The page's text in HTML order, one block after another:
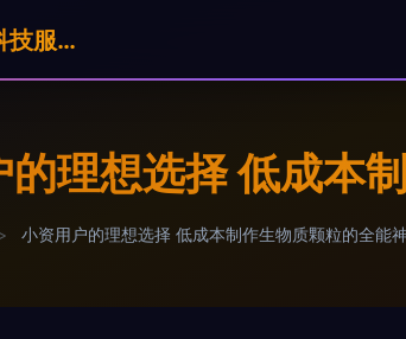
昆明草邦信息科技服奶公司
的理想选择 低成本
小资用户的理想选择 低成本制作生物质颗粒的全能